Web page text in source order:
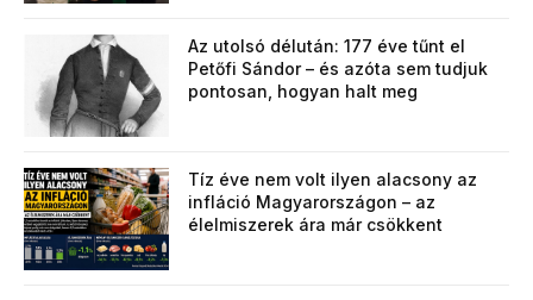
Az utolsó délután: 177 éve tűnt el
Petőfi Sándor – és azóta sem tudjuk
pontosan, hogyan halt meg
Tíz éve nem volt ilyen alacsony az
infláció Magyarországon – az
élelmiszerek ára már csökkent